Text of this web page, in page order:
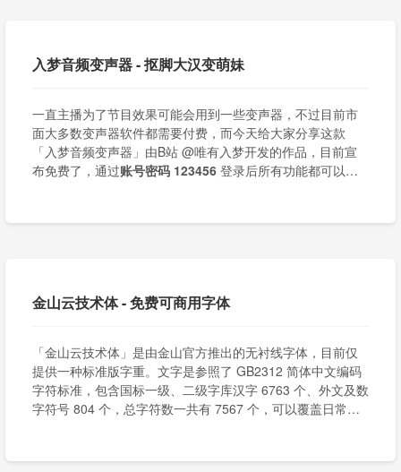
入梦音频变声器 - 抠脚大汉变萌妹
一直主播为了节目效果可能会用到一些变声器，不过目前市
面大多数变声器软件都需要付费，而今天给大家分享这款
「入梦音频变声器」由B站 @唯有入梦开发的作品，目前宣
布免费了，通过账号密码 123456 登录后所有功能都可以使
金山云技术体 - 免费可商用字体
「金山云技术体」是由金山官方推出的无衬线字体，目前仅
提供一种标准版字重。文字是参照了 GB2312 简体中文编码
字符标准，包含国标一级、二级字库汉字 6763 个、外文及数
字符号 804 个，总字符数一共有 7567 个，可以覆盖日常工